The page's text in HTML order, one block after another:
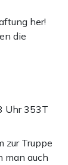
her!
die
Uhr353T
zur Truppe
man auch